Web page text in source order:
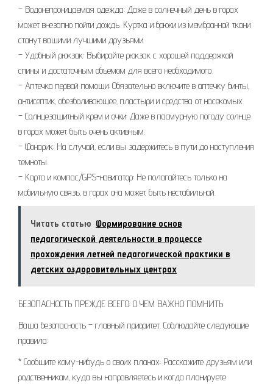
– Водонепроницаемая одежда: Даже в солнечный день в горах
может внезапно пойти дождь. Куртка и брюки из мембранной ткани
станут вашими лучшими друзьями.
– Удобный рюкзак: Выбирайте рюкзак с хорошей поддержкой
спины и достаточным объемом для всего необходимого.
– Аптечка первой помощи: Обязательно включите в аптечку бинты‚
антисептик‚ обезболивающее‚ пластыри и средства от насекомых.
– Солнцезащитный крем и очки: Даже в пасмурную погоду солнце
в горах может быть очень активным.
– Фонарик: На случай‚ если вы задержитесь в пути до наступления
темноты.
– Карта и компас/GPS-навигатор: Не полагайтесь только на
мобильную связь‚ в горах она может быть нестабильной.
Читать статью Формирование основ
педагогической деятельности в процессе
прохождения летней педагогической практики в
детских оздоровительных центрах
БЕЗОПАСНОСТЬ ПРЕЖДЕ ВСЕГО: О ЧЕМ ВАЖНО ПОМНИТЬ
Ваша безопасность – главный приоритет. Соблюдайте следующие
правила:
* Сообщите кому-нибудь о своих планах: Расскажите друзьям или
родственникам‚ куда вы направляетесь и когда планируете